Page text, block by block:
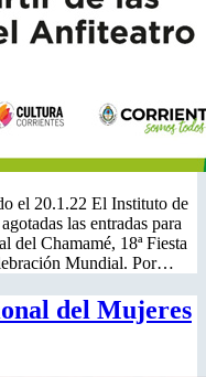
el 20.1.22 El Instituto de
las entradas para
del Chamamé, 18ª Fiesta
Mundial. Por…
del Mujeres